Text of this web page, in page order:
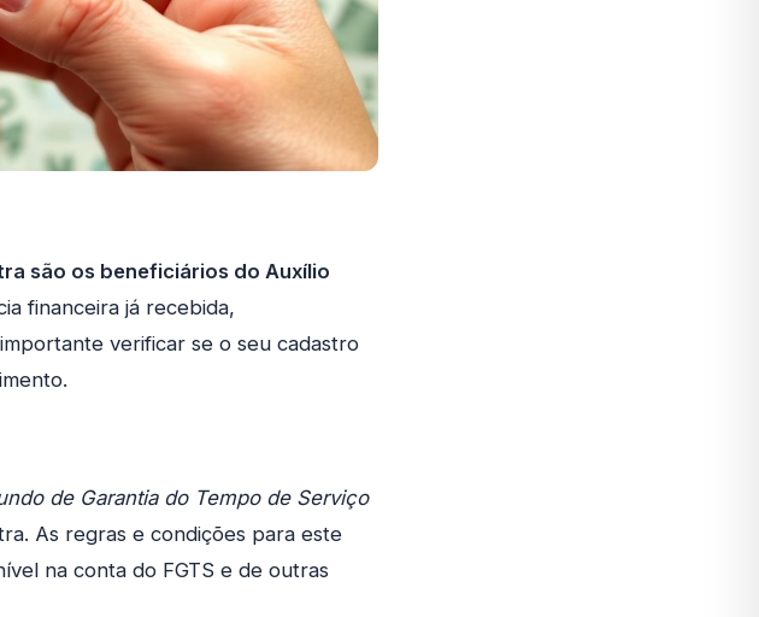
são os beneficiários do Auxílio
financeira já recebida,
verificar se o seu cadastro
de Garantia do Tempo de Serviço
As regras e condições para este
na conta do FGTS e de outras